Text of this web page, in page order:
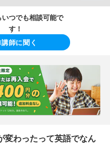
つでも相談可能で
す！
師に聞く
変わったって英語でなん